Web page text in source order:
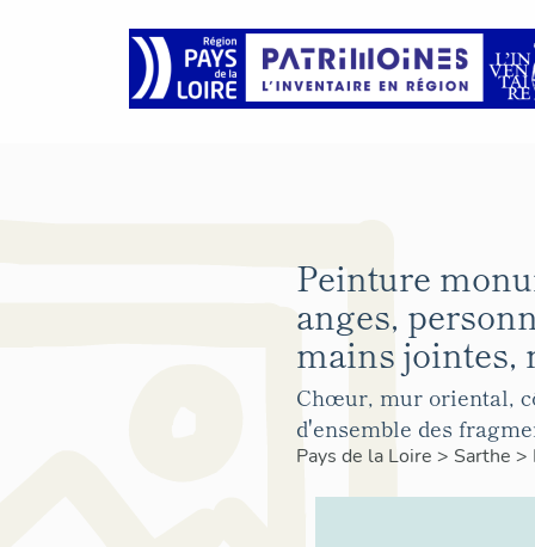
Peinture
anges,
mains jointes,
Chœur, mur oriental,
d'ensemble des
Pays de la Loire > Sarthe >